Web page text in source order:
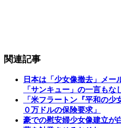
関連記事
日本は「少女像撤去」メ
「サンキュー」の一言もな
「米フラートン『平和の
０万ドルの保険要求」
豪での慰安婦少女像建立